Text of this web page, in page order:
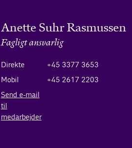
Anette Suhr Rasmussen
Fagligt ansvarlig
Direkte
+45 3377 3653
Mobil
+45 2617 2203
Send e-mail
til
medarbejder